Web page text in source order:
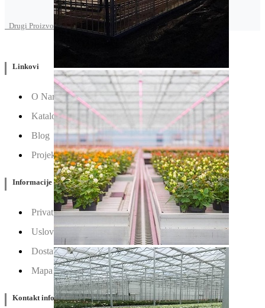
Drugi Proizvodi od Agroarm
Linkovi
O Nama
Katalozi
Blog
Projektovanje / Izgradnja
Informacije
Privatnost & Kolačići
Uslovi Korišćenja
Dostava & Povraćaj
Mapa
Kontakt info